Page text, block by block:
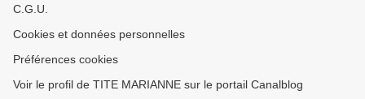
C.G.U.
Cookies et données personnelles
Préférences cookies
Voir le profil de TITE MARIANNE sur le portail Canalblog